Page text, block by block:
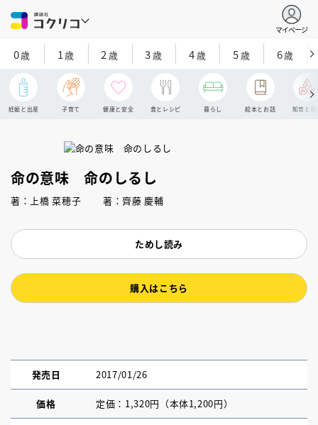
マイページ
0歳 1歳 2 歳 3歳 4歳 5歳 6歳
妊娠と出産 子育て 健康と安全 食とレシピ 暮らし 絵本とお話 知育と探
命の意味 命のしるし
著：上橋 菜穂子 著：齊藤 慶輔
ためし読み
購入はこちら
発売日 2017/01/26
価格 定価：1,320円（本体1,200円）